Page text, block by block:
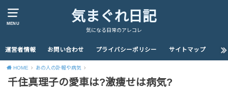
MENU 気まぐれ日記
気になる日常のアレコレ
運営者情報 お問い合わせ プライバシーポリシー サイトマップ
HOME あの人の訃報や病気
千住真理子の愛車は?激痩せは病気?